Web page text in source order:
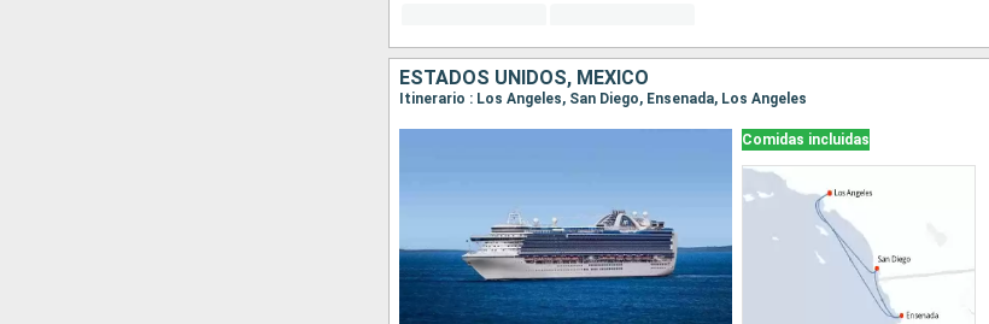
ESTADOS UNIDOS, MÉXICO
Itinerario : Los Angeles, San Diego, Ensenada, Los Angeles
Comidas incluidas